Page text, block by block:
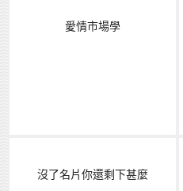
愛情市場學
沒了名片你還剩下甚麼